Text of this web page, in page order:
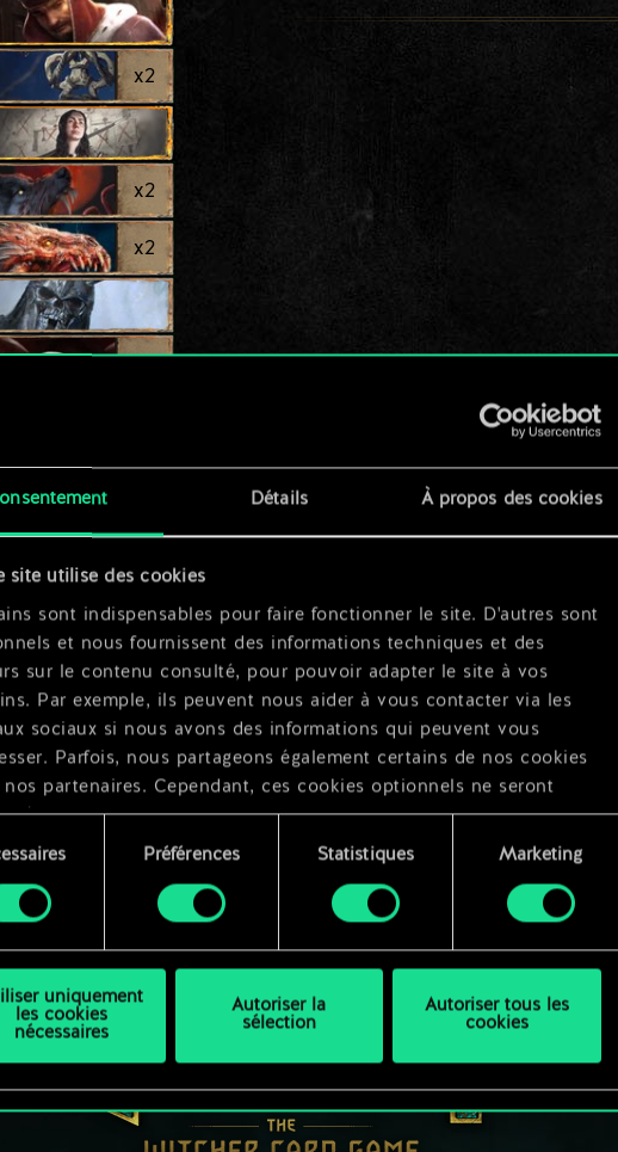
Détails À propos des cookies
site utilise des cookies
sont indispensables pour faire fonctionner le site. D'autres sont
et nous fournissent des informations techniques et des
sur le contenu consulté, pour pouvoir adapter le site à vos
Par exemple, ils peuvent nous aider à vous contacter via les
sociaux si nous avons des informations qui peuvent vous
Parfois, nous partageons également certains de nos cookies
nos partenaires. Cependant, ces cookies optionnels ne seront
qu'avec votre permission.
vos préférences dans le menu "Paramètres" ci-dessous.
Préférences Statistiques Marketing
uniquement
les cookies
nécessaires
Autoriser la
sélection
Autoriser tous les
cookies
x2
x2
x2
x2